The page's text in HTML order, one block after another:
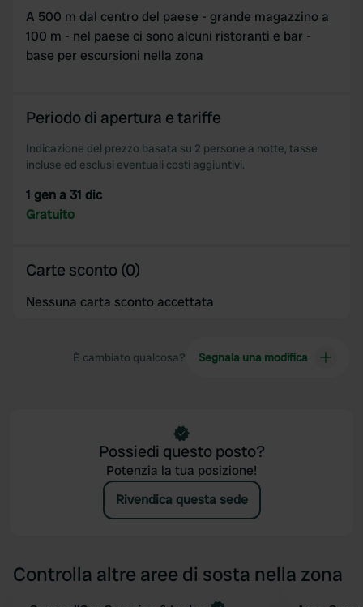
provide social media features and to analyse our traffic.
We also share information about your use of our site with
our social media, advertising and analytics partners who
of their services.
A 500 m dal centro del paese - grande magazzino a
100 m - nel paese ci sono alcuni ristoranti e bar -
base per escursioni nella zona
Periodo di apertura e tariffe
Indicazione del prezzo basata su 2 persone a notte, tasse
incluse ed esclusi eventuali costi aggiuntivi.
1 gen a 31 dic
Gratuito
Carte sconto (0)
Nessuna carta sconto accettata
È cambiato qualcosa? Segnala una modifica
Possiedi questo posto?
Potenzia la tua posizione!
Rivendica questa sede
Controlla altre aree di sosta nella zona